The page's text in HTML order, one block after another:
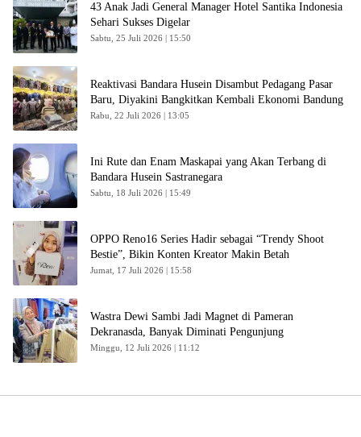
43 Anak Jadi General Manager Hotel Santika Indonesia
Sehari Sukses Digelar
Sabtu, 25 Juli 2026 | 15:50
Reaktivasi Bandara Husein Disambut Pedagang Pasar
Baru, Diyakini Bangkitkan Kembali Ekonomi Bandung
Rabu, 22 Juli 2026 | 13:05
Ini Rute dan Enam Maskapai yang Akan Terbang di
Bandara Husein Sastranegara
Sabtu, 18 Juli 2026 | 15:49
OPPO Reno16 Series Hadir sebagai “Trendy Shoot
Bestie”, Bikin Konten Kreator Makin Betah
Jumat, 17 Juli 2026 | 15:58
Wastra Dewi Sambi Jadi Magnet di Pameran
Dekranasda, Banyak Diminati Pengunjung
Minggu, 12 Juli 2026 | 11:12